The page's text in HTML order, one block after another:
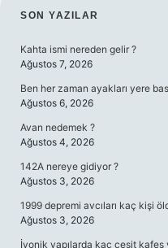
SIDEBAR
SON YAZILAR
Kahta ismi nereden gelir ?
Ağustos 7, 2026
Ben her zaman ayakları yere
Ağustos 6, 2026
Avan nedemek ?
Ağustos 4, 2026
142A nereye gidiyor ?
Ağustos 3, 2026
1999 depremi avcıları kaç kişi
Ağustos 3, 2026
İyonik yapılarda kaç çeşit kafes